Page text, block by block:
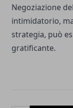
Negoziazione
intimidatorio,
strategia, può
gratificante.